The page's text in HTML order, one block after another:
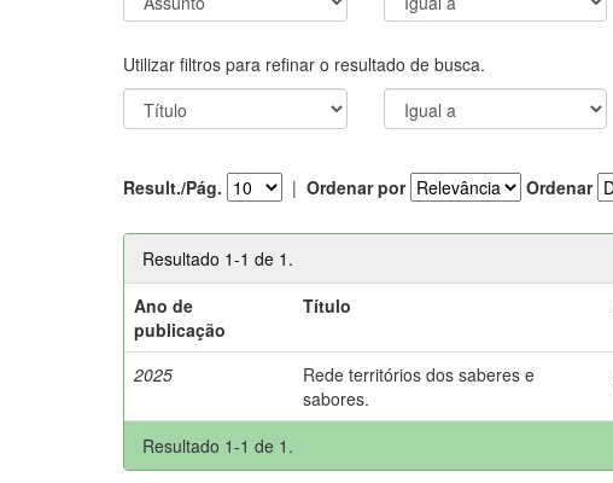
Utilizar filtros para refinar o resultado de busca.
Result./Pág. | Ordenar por Ordenar
Resultado 1-1 de 1.
Ano de
publicação
Título
2025
Rede territórios dos saberes e
sabores.
Resultado 1-1 de 1.